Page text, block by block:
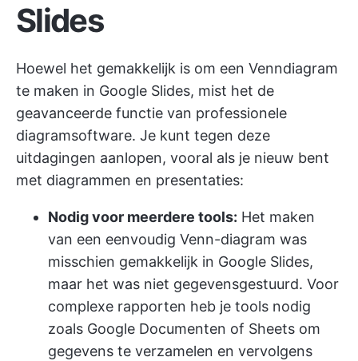
Slides
Hoewel het gemakkelijk is om een Venndiagram
te maken in Google Slides, mist het de
geavanceerde functie van professionele
diagramsoftware. Je kunt tegen deze
uitdagingen aanlopen, vooral als je nieuw bent
met diagrammen en presentaties:
Nodig voor meerdere tools: Het maken
van een eenvoudig Venn-diagram was
misschien gemakkelijk in Google Slides,
maar het was niet gegevensgestuurd. Voor
complexe rapporten heb je tools nodig
zoals Google Documenten of Sheets om
gegevens te verzamelen en vervolgens